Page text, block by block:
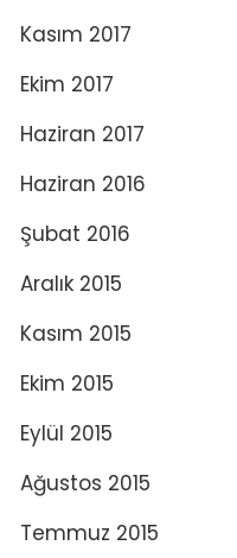
Kasım 2017
Ekim 2017
Haziran 2017
Haziran 2016
Şubat 2016
Aralık 2015
Kasım 2015
Ekim 2015
Eylül 2015
Ağustos 2015
Temmuz 2015